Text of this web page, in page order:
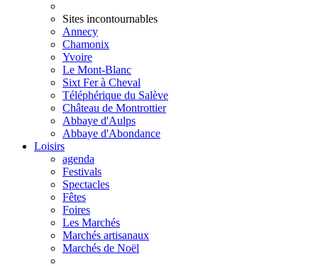
Sites incontournables
Annecy
Chamonix
Yvoire
Le Mont-Blanc
Sixt Fer à Cheval
Téléphérique du Salève
Château de Montrottier
Abbaye d'Aulps
Abbaye d'Abondance
Loisirs
agenda
Festivals
Spectacles
Fêtes
Foires
Les Marchés
Marchés artisanaux
Marchés de Noël